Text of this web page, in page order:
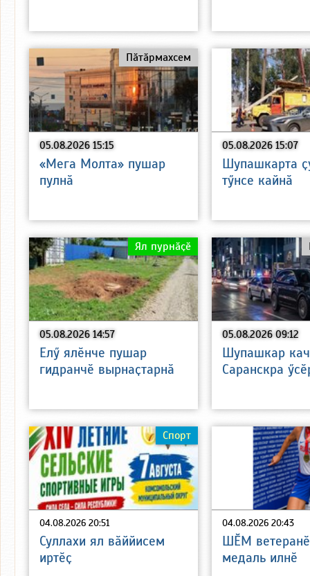
05.08.2026 15:15
Пӑтӑрмахсем
«Мега Молта» пушар
пулнӑ
05.08.2026 15:07
Шупашкарта
тӳнсе кайнӑ
05.08.2026 14:57
Ял пурнӑҫӗ
Елӳ ялӗнче пушар
гидранчӗ вырнаҫтарнӑ
05.08.2026 09:12
Шупашкар
Саранскра
04.08.2026 20:51
Спорт
Суллахи ял вӑййисем
иртӗҫ
04.08.2026 20:43
ШӖМ
медаль илнӗ